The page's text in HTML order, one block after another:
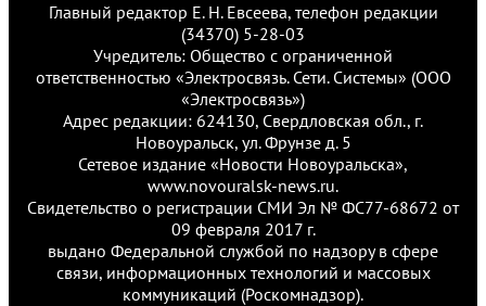
Главный редактор Е. Н. Евсеева, телефон редакции
(34370) 5-28-03
Учредитель: Общество с ограниченной
ответственностью «Электросвязь. Сети. Системы» (ООО
«Электросвязь»)
Адрес редакции: 624130, Свердловская обл., г.
Новоуральск, ул. Фрунзе д. 5
Сетевое издание «Новости Новоуральска»,
www.novouralsk-news.ru.
Свидетельство о регистрации СМИ Эл № ФС77-68672 от
09 февраля 2017 г.
выдано Федеральной службой по надзору в сфере
связи, информационных технологий и массовых
коммуникаций (Роскомнадзор).